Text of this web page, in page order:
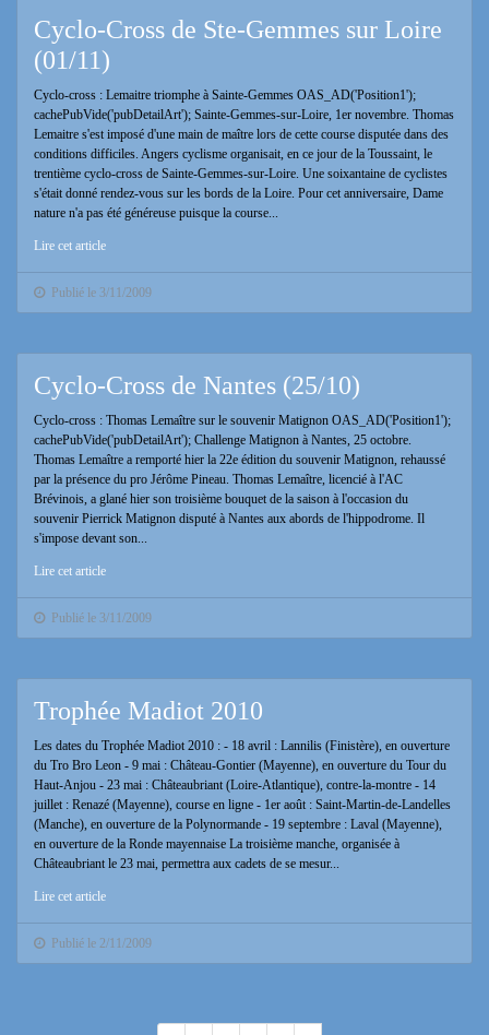
Cyclo-Cross de Ste-Gemmes sur Loire
(01/11)
Cyclo-cross : Lemaitre triomphe à Sainte-Gemmes OAS_AD('Position1');
cachePubVide('pubDetailArt'); Sainte-Gemmes-sur-Loire, 1er novembre. Thomas
Lemaitre s'est imposé d'une main de maître lors de cette course disputée dans des
conditions difficiles. Angers cyclisme organisait, en ce jour de la Toussaint, le
trentième cyclo-cross de Sainte-Gemmes-sur-Loire. Une soixantaine de cyclistes
s'était donné rendez-vous sur les bords de la Loire. Pour cet anniversaire, Dame
nature n'a pas été généreuse puisque la course...
Lire cet article
Publié le 3/11/2009
Cyclo-Cross de Nantes (25/10)
Cyclo-cross : Thomas Lemaître sur le souvenir Matignon OAS_AD('Position1');
cachePubVide('pubDetailArt'); Challenge Matignon à Nantes, 25 octobre.
Thomas Lemaître a remporté hier la 22e édition du souvenir Matignon, rehaussé
par la présence du pro Jérôme Pineau. Thomas Lemaître, licencié à l'AC
Brévinois, a glané hier son troisième bouquet de la saison à l'occasion du
souvenir Pierrick Matignon disputé à Nantes aux abords de l'hippodrome. Il
s'impose devant son...
Lire cet article
Publié le 3/11/2009
Trophée Madiot 2010
Les dates du Trophée Madiot 2010 : - 18 avril : Lannilis (Finistère), en ouverture
du Tro Bro Leon - 9 mai : Château-Gontier (Mayenne), en ouverture du Tour du
Haut-Anjou - 23 mai : Châteaubriant (Loire-Atlantique), contre-la-montre - 14
juillet : Renazé (Mayenne), course en ligne - 1er août : Saint-Martin-de-Landelles
(Manche), en ouverture de la Polynormande - 19 septembre : Laval (Mayenne),
en ouverture de la Ronde mayennaise La troisième manche, organisée à
Châteaubriant le 23 mai, permettra aux cadets de se mesur...
Lire cet article
Publié le 2/11/2009